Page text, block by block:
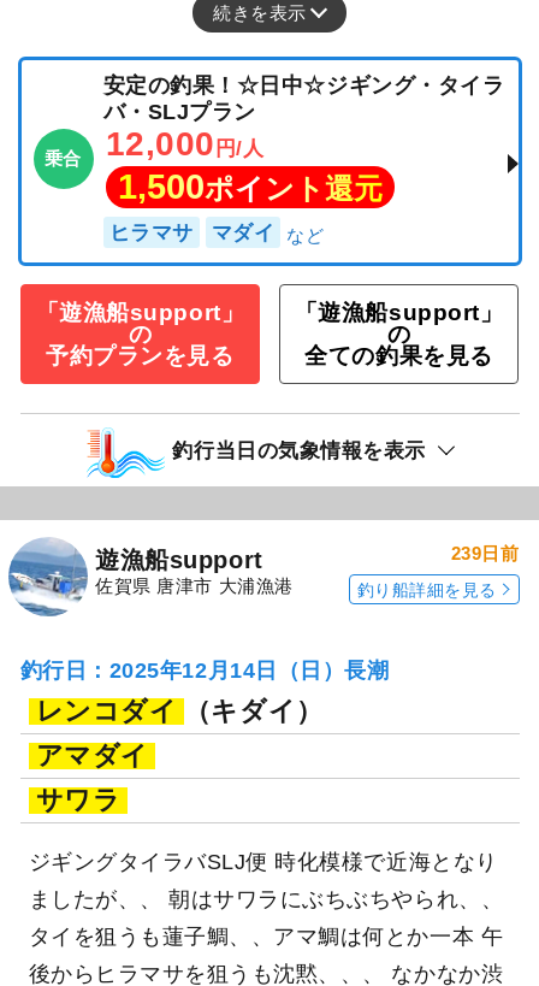
続きを表示
乗合
安定の釣果！☆日中☆ジギング・タイラ
バ・SLJプラン
12,000 円/人
1,500ポイント還元
ヒラマサ マダイ
「遊漁船support」
の
予約プランを見る
「遊漁船support」
の
全ての釣果を見る
釣行当日の気象情報を表示
遊漁船support
佐賀県 唐津市 大浦漁港
239日前
釣り船詳細を見る
釣行日：2025年12月14日（日）長潮
レンコダイ
（キダイ）
アマダイ
サワラ
ジギングタイラバSLJ便 時化模様で近海となり
ましたが、、 朝はサワラにぶちぶちやられ、、
タイを狙うも蓮子鯛、、アマ鯛は何とか一本 午
後からヒラマサを狙うも沈黙、、、 なかなか渋